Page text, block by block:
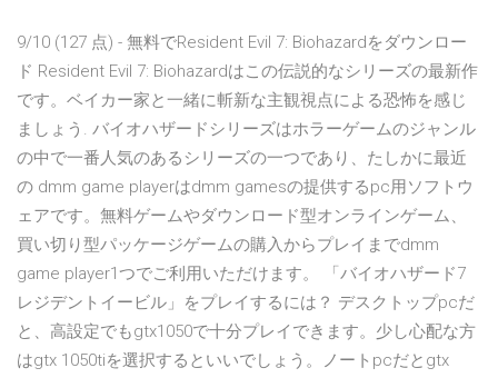
9/10 (127 点) - 無料でResident Evil 7: Biohazardをダウンロー
ド Resident Evil 7: Biohazardはこの伝説的なシリーズの最新作
です。ベイカー家と一緒に斬新な主観視点による恐怖を感じ
ましょう. バイオハザードシリーズはホラーゲームのジャンル
の中で一番人気のあるシリーズの一つであり、たしかに最近
の dmm game playerはdmm gamesの提供するpc用ソフトウ
ェアです。無料ゲームやダウンロード型オンラインゲーム、
買い切り型パッケージゲームの購入からプレイまでdmm
game player1つでご利用いただけます。 「バイオハザード7
レジデントイービル」をプレイするには？ デスクトップpcだ
と、高設定でもgtx1050で十分プレイできます。少し心配な方
はgtx 1050tiを選択するといいでしょう。ノートpcだとgtx